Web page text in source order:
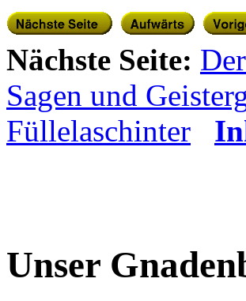
Nächste Seite:
Sagen und
Füllelaschinter
Unser